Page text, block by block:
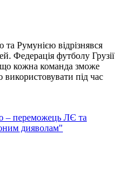
Румунією відрізнявся
Федерація футболу Грузії
кожна команда зможе
під час
– переможець ЛЄ та
дияволам"